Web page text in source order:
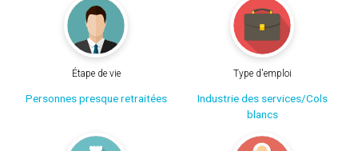
Étape de vie
Personnes presque retraitées
Type d'emploi
Industrie des services/Cols
blancs